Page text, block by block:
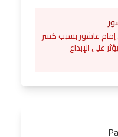
إمام عاشور بسبب كسر
على الإبداع